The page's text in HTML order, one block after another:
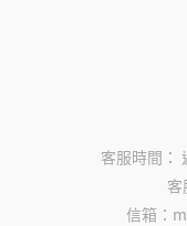
客服時間：
信箱：